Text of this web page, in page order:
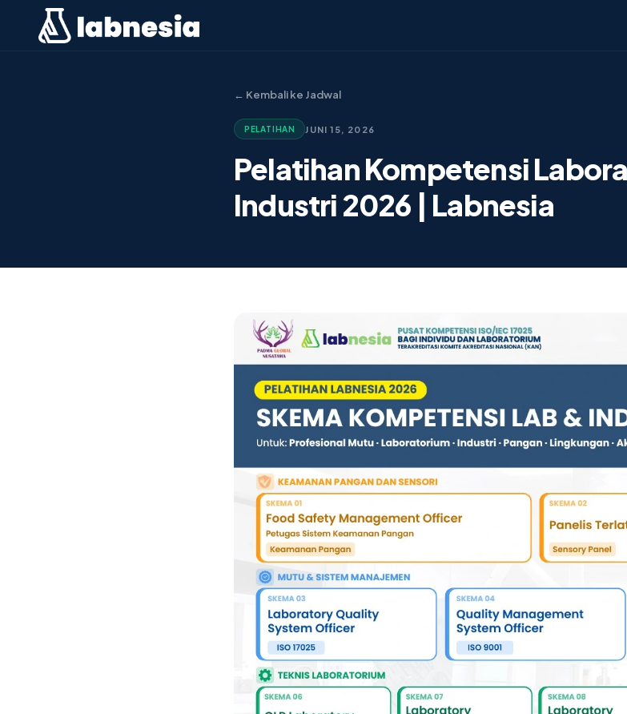
← Kembali ke Jadwal
PELATIHAN JUNI 15, 2026
Pelatihan Kompetensi
Industri 2026 | Labnesia